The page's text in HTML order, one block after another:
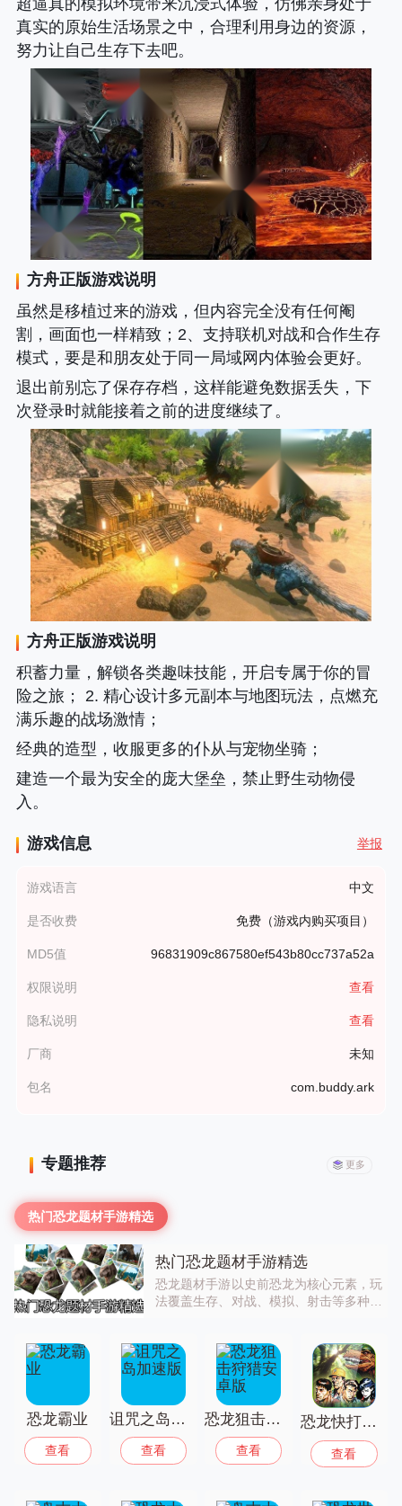
真实的原始生活场景之中，合理利用身边的资源，
努力让自己生存下去吧。
方舟正版游戏说明
虽然是移植过来的游戏，但内容完全没有任何阉
割，画面也一样精致；2、支持联机对战和合作生存
模式，要是和朋友处于同一局域网内体验会更好。
退出前别忘了保存存档，这样能避免数据丢失，下
次登录时就能接着之前的进度继续了。
方舟正版游戏说明
积蓄力量，解锁各类趣味技能，开启专属于你的冒
险之旅； 2. 精心设计多元副本与地图玩法，点燃充
满乐趣的战场激情；
经典的造型，收服更多的仆从与宠物坐骑；
建造一个最为安全的庞大堡垒，禁止野生动物侵
入。
游戏信息 举报
游戏语言 中文
是否收费 免费（游戏内购买项目）
MD5值 96831909c867580ef543b80cc737a52a
权限说明 查看
隐私说明 查看
厂商 未知
包名 com.buddy.ark
专题推荐 更多
热门恐龙题材手游精选
热门恐龙题材手游精选
恐龙题材手游以史前恐龙为核心元素，玩
法覆盖生存、对战、模拟、射击等多种类
游戏内容丰富多样，不管是喜欢休闲玩法
还是硬核对抗都能找到合适的作品。快去
寻找属于你的那一款吧！
恐龙霸业
查看
诅咒之岛加速版
查看
恐龙狙击狩猎安卓版
查看
恐龙快打无限子弹手机版
查看